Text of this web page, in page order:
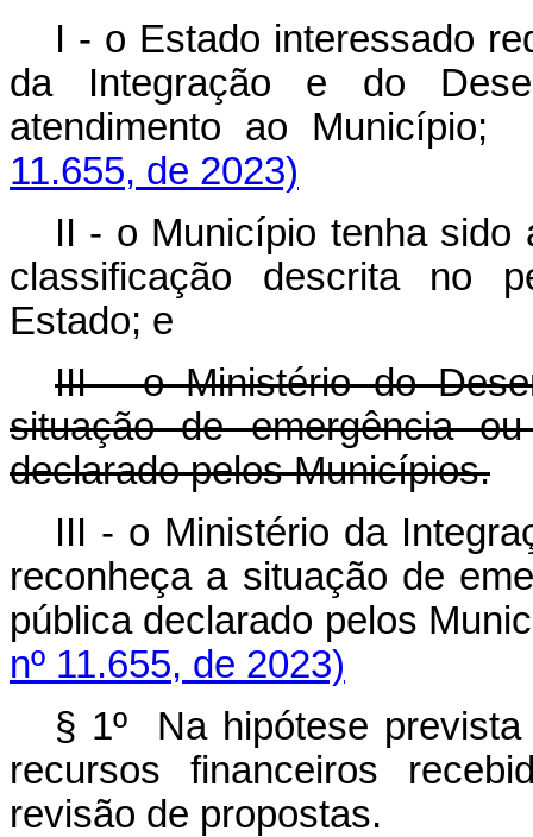
I - o Estado interessado
da Integração e do
atendimento ao Município;
11.655, de 2023)
II - o Município tenha sido
classificação descrita no
Estado; e
III - o Ministério do
situação de emergência
declarado pelos Municípios.
III - o Ministério da
reconheça a situação de
pública declarado pelos
nº 11.655, de 2023)
§ 1º Na hipótese
recursos financeiros
revisão de propostas.